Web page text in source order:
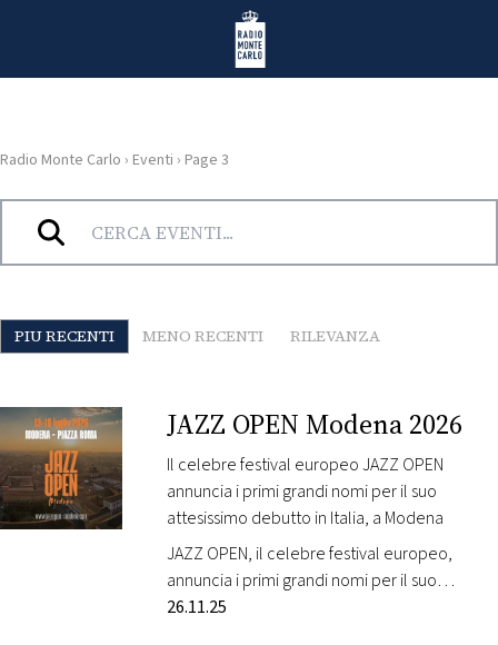
Radio Monte Carlo
HOME
RADIO
WEB
RADIO
PLAYLIST
NEWS
Radio Monte Carlo › Eventi › Page 3
Archivi:Eventi
PIU RECENTI MENO RECENTI RILEVANZA
JAZZ OPEN Modena 2026
Il celebre festival europeo JAZZ OPEN
annuncia i primi grandi nomi per il suo
attesissimo debutto in Italia, a Modena
JAZZ OPEN, il celebre festival europeo,
annuncia i primi grandi nomi per il suo
attesissimo debutto in Italia, a Modena dal 13
26.11.25